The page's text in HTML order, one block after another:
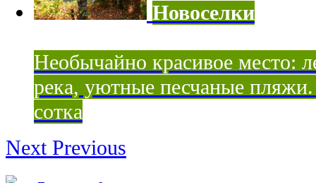
Новоселки
Необычайно красивое место:
река, уютные песчаные
сотка
Next Previous